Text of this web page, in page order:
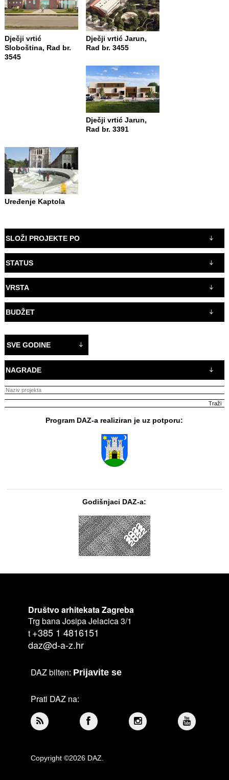
Dječji vrtić
Sloboština, Rad br.
3545
Dječji vrtić Jarun,
Rad br. 3455
Dječji vrtić Jarun,
Rad br. 3391
Uređenje Kaptola
SLOŽI PROJEKTE PO
STATUS
VRSTA
BUDŽET
SVE GODINE
NAGRADE
Program DAZ-a realiziran je uz potporu:
Godišnjaci DAZ-a:
Društvo arhitekata Zagreba
Trg bana Josipa Jelacica 3/1
t +385 1 4816151
daz@d-a-z.hr
DAZ bilten: Prijavite se
Prati DAZ na:
Copyright ©2026 DAZ.